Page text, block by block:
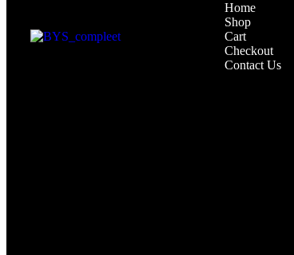
Home
Shop
Cart
Checkout
Contact Us